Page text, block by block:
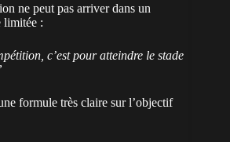
ne peut pas arriver dans un
limitée :
c’est pour atteindre le stade
formule très claire sur l’objectif